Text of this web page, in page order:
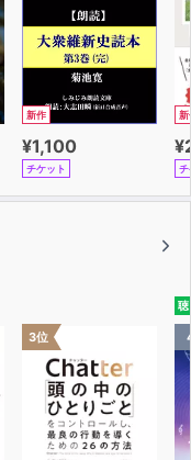
新作
¥1,100
チケット
新
チ
3位
聴